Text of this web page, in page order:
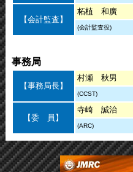
【会計監査】
柘植 和廣
(会計監査役)
事務局
【事務局長】
村瀬 秋男
(CCST)
【委 員】
寺崎 誠治
(ARC)